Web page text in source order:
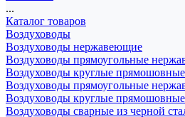
...
Каталог товаров
Воздуховоды
Воздуховоды нержавеющие
Воздуховоды прямоугольные
Воздуховоды круглые
Воздуховоды прямоугольные
Воздуховоды круглые
Воздуховоды сварные из черной